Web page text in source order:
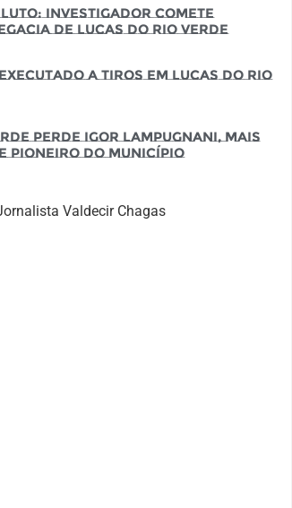
Investigador comete
de Lucas do Rio Verde
a tiros em Lucas do Rio
perde Igor Lampugnani, mais
do município
Valdecir Chagas